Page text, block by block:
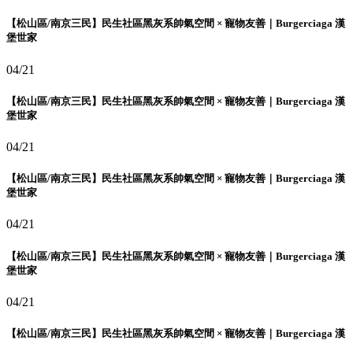
【松山區/南京三民】民生社區黑灰系帥氣空間 × 寵物友善｜Burgerciaga 漢
堡世家
04/21
【松山區/南京三民】民生社區黑灰系帥氣空間 × 寵物友善｜Burgerciaga 漢
堡世家
04/21
【松山區/南京三民】民生社區黑灰系帥氣空間 × 寵物友善｜Burgerciaga 漢
堡世家
04/21
【松山區/南京三民】民生社區黑灰系帥氣空間 × 寵物友善｜Burgerciaga 漢
堡世家
04/21
【松山區/南京三民】民生社區黑灰系帥氣空間 × 寵物友善｜Burgerciaga 漢